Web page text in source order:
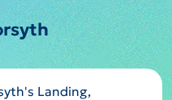
Landing,